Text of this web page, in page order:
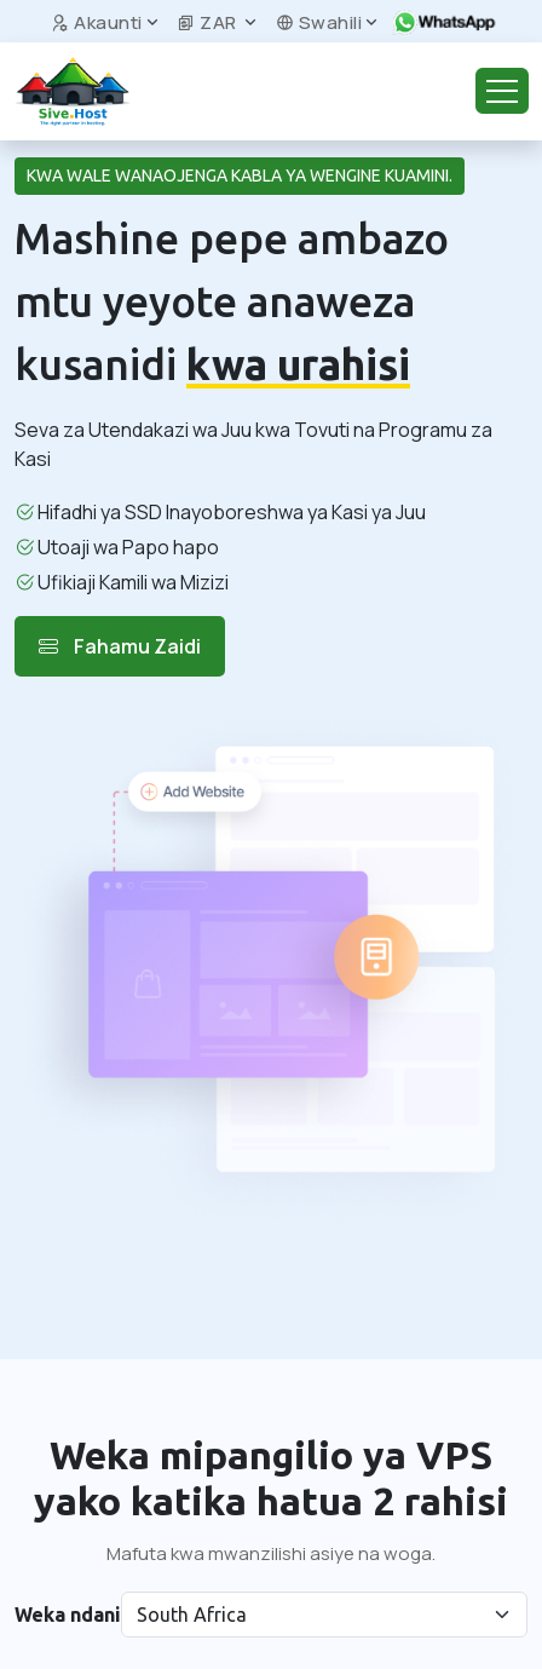
Akaunti ZAR Swahili
KWA WALE WANAOJENGA KABLA YA WENGINE KUAMINI.
Mashine pepe ambazo
mtu yeyote anaweza
kusanidi kwa urahisi
Seva za Utendakazi wa Juu kwa Tovuti na Programu za
Kasi
Hifadhi ya SSD Inayoboreshwa ya Kasi ya Juu
Utoaji wa Papo hapo
Ufikiaji Kamili wa Mizizi
Fahamu Zaidi
Weka mipangilio ya VPS
yako katika hatua 2 rahisi
Mafuta kwa mwanzilishi asiye na woga.
Weka ndani